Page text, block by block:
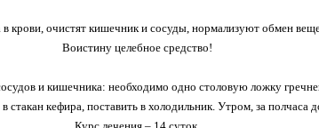
в крови, очистят кишечник и сосуды, нормализуют обмен
Воистину целебное средство!
и кишечника: необходимо одно столовую ложку
кефира, поставить в холодильник. Утром, за полчаса